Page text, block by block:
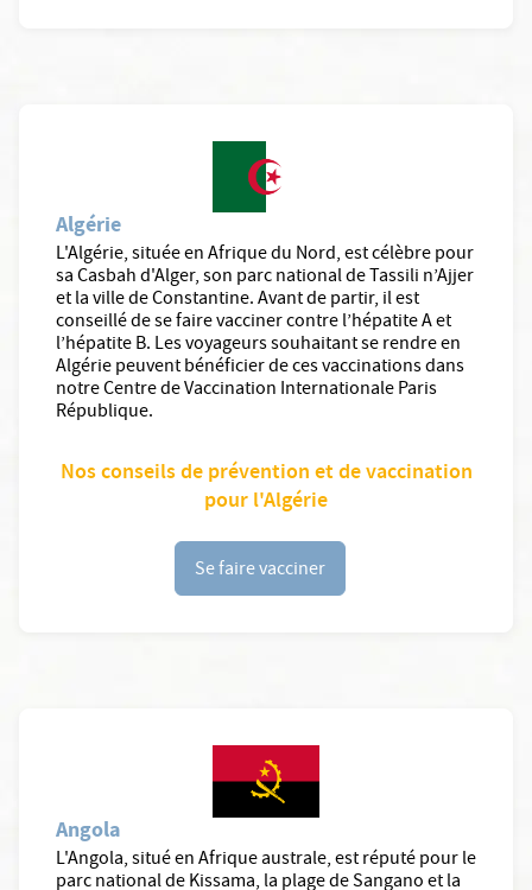
Algérie
L'Algérie, située en Afrique du Nord, est célèbre pour
sa Casbah d'Alger, son parc national de Tassili n’Ajjer
et la ville de Constantine. Avant de partir, il est
conseillé de se faire vacciner contre l’hépatite A et
l’hépatite B. Les voyageurs souhaitant se rendre en
Algérie peuvent bénéficier de ces vaccinations dans
notre Centre de Vaccination Internationale Paris
République.
Nos conseils de prévention et de vaccination
pour l'Algérie
Se faire vacciner
Angola
L'Angola, situé en Afrique australe, est réputé pour le
parc national de Kissama, la plage de Sangano et la